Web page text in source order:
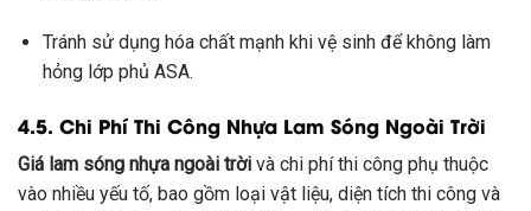
Tránh sử dụng hóa chất mạnh khi vệ sinh để không làm
hỏng lớp phủ ASA.
4.5. Chi Phí Thi Công Nhựa Lam Sóng Ngoài Trời
Giá lam sóng nhựa ngoài trời và chi phí thi công phụ thuộc
vào nhiều yếu tố, bao gồm loại vật liệu, diện tích thi công và